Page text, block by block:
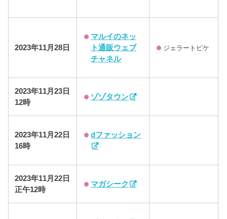
2023年11月28日
マルイのネッ
ト通販ウェブ
チャネル
ジェラートピケ
2023年11月23日
12時
ゾゾタウン
2023年11月22日
16時
dファッション
2023年11月22日
正午12時
マガシーク